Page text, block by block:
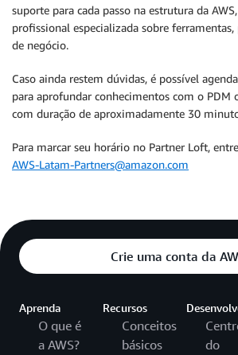
suporte para cada passo na estrutura da
profissional especializada sobre
de negócio.
Caso ainda restem dúvidas, é possível
para aprofundar conhecimentos com o PDM
com duração de aproximadamente 30
Para marcar seu horário no Partner Loft,
AWS-Latam-Partners@amazon.com
Crie uma conta da
Aprenda
O que é
a AWS?
Recursos
Conceitos
básicos
do